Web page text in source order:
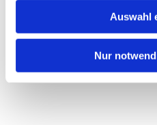
Auswahl
Nur